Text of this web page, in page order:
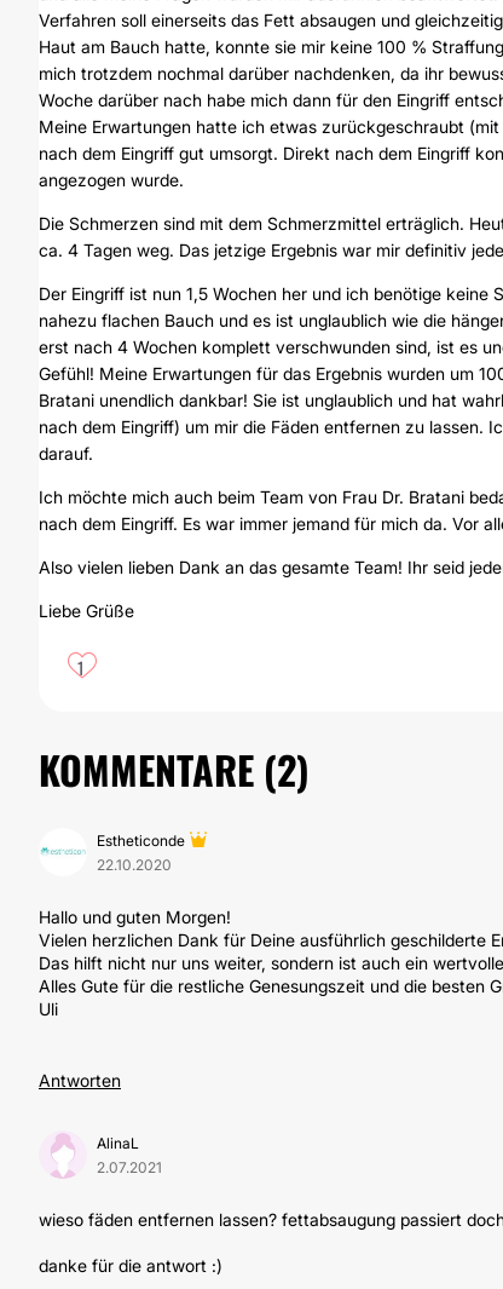
Verfahren soll einerseits das Fett absaugen und
Haut am Bauch hatte, konnte sie mir keine 100 %
mich trotzdem nochmal darüber nachdenken, da ihr
Woche darüber nach habe mich dann für den Eingriff
Meine Erwartungen hatte ich etwas zurückgeschraubt
nach dem Eingriff gut umsorgt. Direkt nach dem Eingriff
angezogen wurde.
Die Schmerzen sind mit dem Schmerzmittel erträglich.
ca. 4 Tagen weg. Das jetzige Ergebnis war mir definitiv
Der Eingriff ist nun 1,5 Wochen her und ich benötige
nahezu flachen Bauch und es ist unglaublich wie die
erst nach 4 Wochen komplett verschwunden sind, ist es
Gefühl! Meine Erwartungen für das Ergebnis wurden um
Bratani unendlich dankbar! Sie ist unglaublich und hat
nach dem Eingriff) um mir die Fäden entfernen zu lassen.
darauf.
Ich möchte mich auch beim Team von Frau Dr. Bratani
nach dem Eingriff. Es war immer jemand für mich da. Vor
Also vielen lieben Dank an das gesamte Team! Ihr seid
Liebe Grüße
1
KOMMENTARE (2)
Estheticonde
22.10.2020
Hallo und guten Morgen!
Vielen herzlichen Dank für Deine ausführlich geschilderte
Das hilft nicht nur uns weiter, sondern ist auch ein
Alles Gute für die restliche Genesungszeit und die besten
Uli
Antworten
AlinaL
2.07.2021
wieso fäden entfernen lassen? fettabsaugung passiert
danke für die antwort :)